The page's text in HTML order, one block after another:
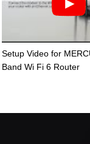
Setup Video for
Band Wi Fi 6 Router